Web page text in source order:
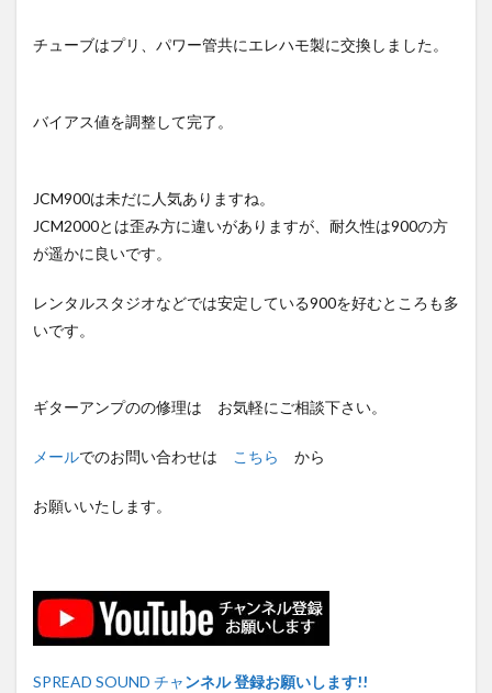
チューブはプリ、パワー管共にエレハモ製に交換しました。
バイアス値を調整して完了。
JCM900は未だに人気ありますね。
JCM2000とは歪み方に違いがありますが、耐久性は900の方
が遥かに良いです。
レンタルスタジオなどでは安定している900を好むところも多
いです。
ギターアンプのの修理は お気軽にご相談下さい。
メールでのお問い合わせは こちら から
お願いいたします。
SPREAD SOUND チャンネル 登録お願いします!!